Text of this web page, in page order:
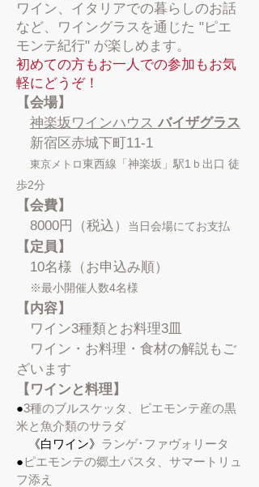
ワイン、イタリアでの暮らしのお話
など、ワイングラスを通じた "ピエ
モンテ紀行" が楽しめます。
初めての方もお一人での参加もお気
軽にどうぞ！
【会場】
神楽坂ワインハウス バイザグラス
新宿区赤城下町11-1
東京メトロ東西線「神楽坂」駅1ｂ出口 徒
歩2分
【会費】
8000円（税込）
当日会場にてお支払
【定員】
10名様（お申込み順）
※最小開催人数4名様
【内容】
ワイン3種類とお料理3皿
ワイン・お料理・食材の解説もご
ざいます
【ワインと料理】
●3種のブルスケッタ、ピエモンテ産の黒
米と魚介類のサラダ
《白ワイン》 ランゲ･ファヴォリータ
●ピエモンテの郷土パスタ、サマートリュ
フ添え